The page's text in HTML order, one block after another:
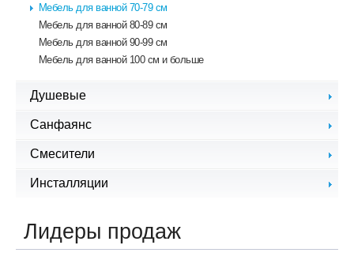
Мебель для ванной 70-79 см
Мебель для ванной 80-89 см
Мебель для ванной 90-99 см
Мебель для ванной 100 см и больше
Душевые
Душевые кабины, уголки
Санфаянс
Раковины
Смесители
Смесители для душа
Смесители для раковины
Инсталляции
Инсталляции для раковин
Лидеры продаж